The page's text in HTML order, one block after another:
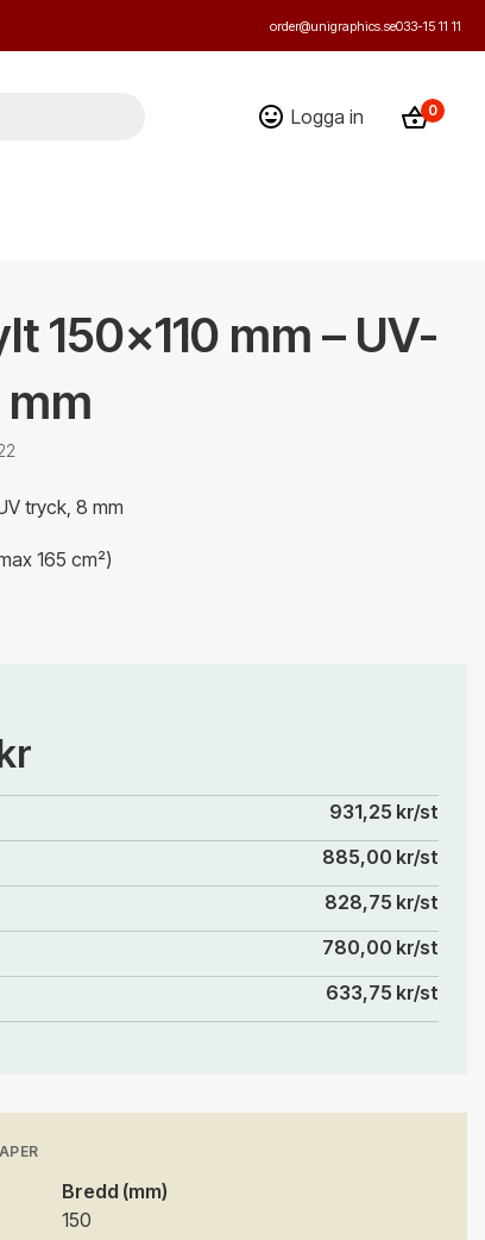
order@unigraphics.se033-15 11 11
Logga in 0
150x110 mm – UV-
tryck, 8 mm
165 cm²)
931,25 kr/st
885,00 kr/st
828,75 kr/st
780,00 kr/st
633,75 kr/st
Bredd (mm)
150